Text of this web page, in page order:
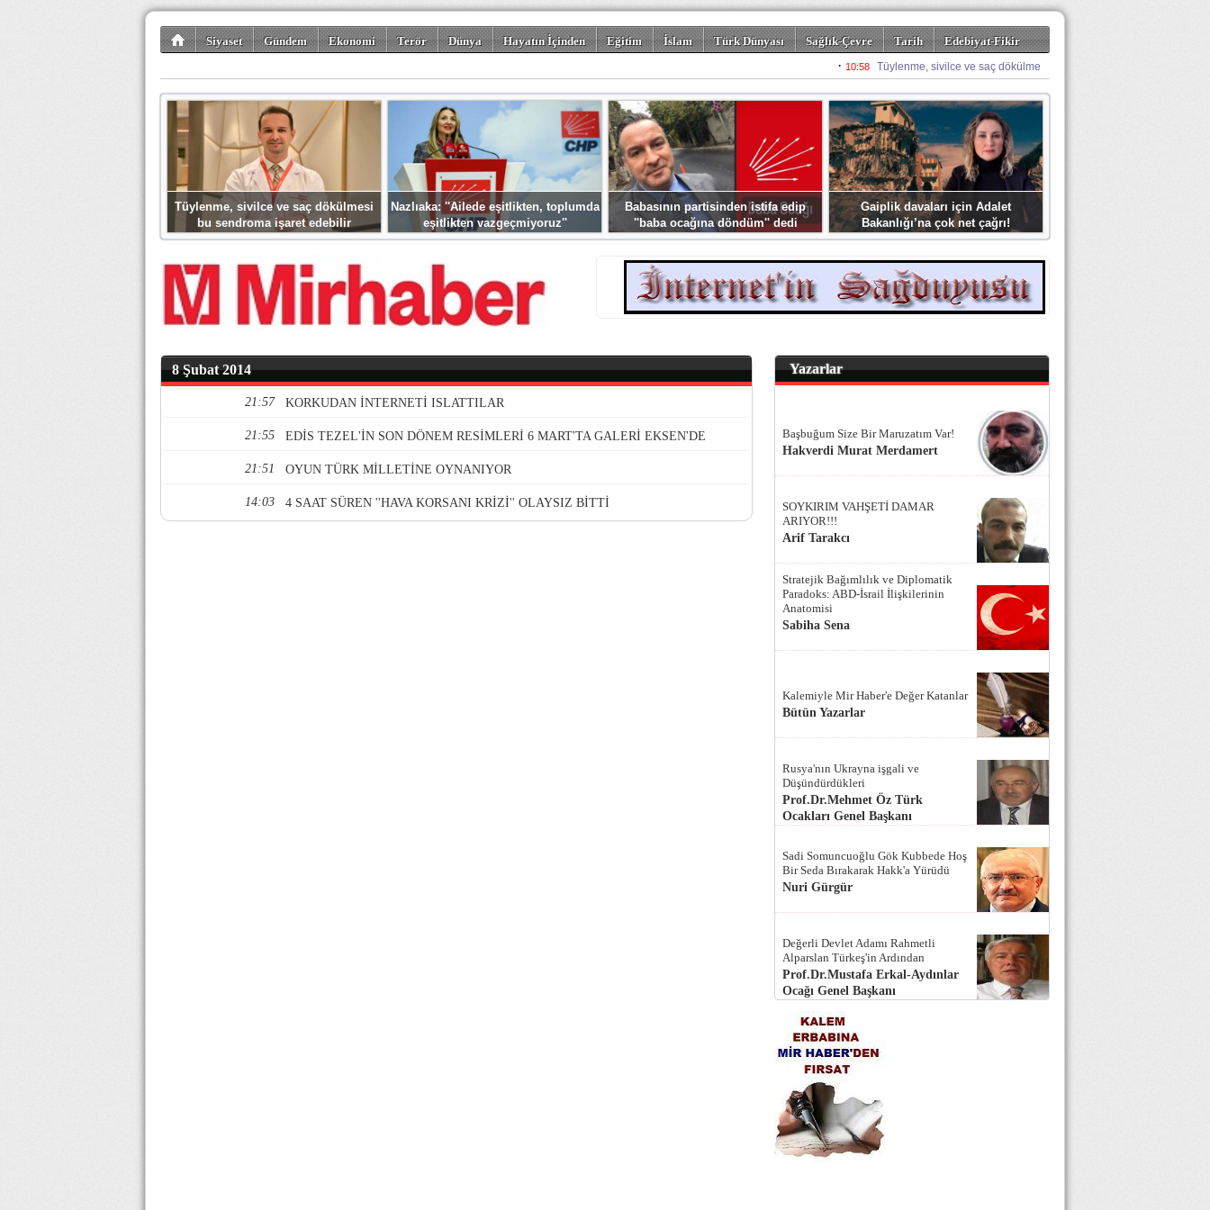
Siyaset Gündem Ekonomi Terör Dünya Hayatın İçinden Eğitim İslam Türk Dünyası Sağlık-Çevre Tarih
Edebiyat-Fikir
Tüylenme, sivilce ve saç dökülmesi
bu sendroma işaret edebilir
Nazlıaka: ''Ailede eşitlikten, toplumda
eşitlikten vazgeçmiyoruz''
Babasının partisinden istifa edip
''baba ocağına döndüm'' dedi
Gaiplik davaları için Adalet
Bakanlığı’na çok net çağrı!
8 Şubat 2014
21:57 KORKUDAN İNTERNETİ ISLATTILAR
21:55 EDİS TEZEL'İN SON DÖNEM RESİMLERİ 6 MART'TA GALERİ EKSEN'DE
21:51 OYUN TÜRK MİLLETİNE OYNANIYOR
14:03 4 SAAT SÜREN ''HAVA KORSANI KRİZİ'' OLAYSIZ BİTTİ
Yazarlar
Başbuğum Size Bir Maruzatım Var!
Hakverdi Murat Merdamert
SOYKIRIM VAHŞETİ DAMAR
ARIYOR!!!
Arif Tarakcı
Stratejik Bağımlılık ve Diplomatik
Paradoks: ABD-İsrail İlişkilerinin
Anatomisi
Sabiha Sena
Kalemiyle Mir Haber'e Değer Katanlar
Bütün Yazarlar
Rusya'nın Ukrayna işgali ve
Düşündürdükleri
Prof.Dr.Mehmet Öz Türk
Ocakları Genel Başkanı
Sadi Somuncuoğlu Gök Kubbede Hoş
Bir Seda Bırakarak Hakk'a Yürüdü
Nuri Gürgür
Değerli Devlet Adamı Rahmetli
Alparslan Türkeş'in Ardından
Prof.Dr.Mustafa Erkal-Aydınlar
Ocağı Genel Başkanı